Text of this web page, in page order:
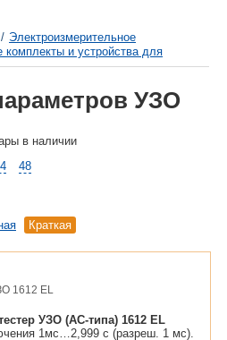
/ Электроизмерительное
комплекты и устройства для
УЗО
в наличии
48
Краткая
1612 EL
УЗО (АС-типа) 1612 EL
1мс…2,999 с (разреш. 1 мс).